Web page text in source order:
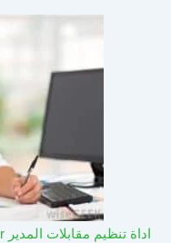
اداة تنظيم مقابلات المدير Interview Manager